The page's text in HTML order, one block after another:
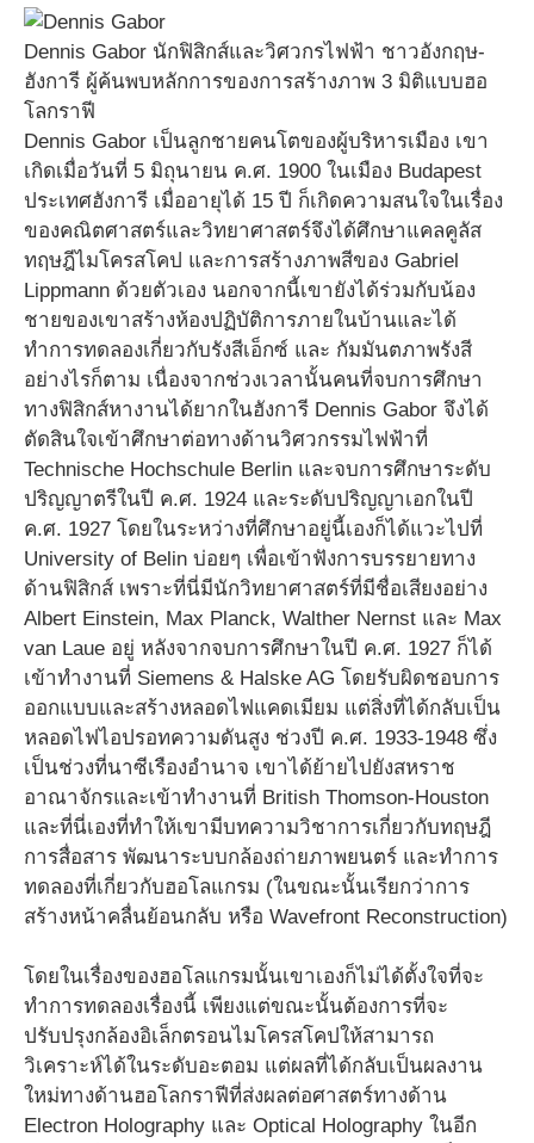
Dennis Gabor นักฟิสิกส์และวิศวกรไฟฟ้า ชาวอังกฤษ-
ฮังการี ผู้ค้นพบหลักการของการสร้างภาพ 3 มิติแบบฮอ
โลกราฟี
Dennis Gabor เป็นลูกชายคนโตของผู้บริหารเมือง เขา
เกิดเมื่อวันที่ 5 มิถุนายน ค.ศ. 1900 ในเมือง Budapest
ประเทศฮังการี เมื่ออายุได้ 15 ปี ก็เกิดความสนใจในเรื่อง
ของคณิตศาสตร์และวิทยาศาสตร์จึงได้ศึกษาแคลคูลัส
ทฤษฎีไมโครสโคป และการสร้างภาพสีของ Gabriel
Lippmann ด้วยตัวเอง นอกจากนี้เขายังได้ร่วมกับน้อง
ชายของเขาสร้างห้องปฏิบัติการภายในบ้านและได้
ทำการทดลองเกี่ยวกับรังสีเอ็กซ์ และ กัมมันตภาพรังสี
อย่างไรก็ตาม เนื่องจากช่วงเวลานั้นคนที่จบการศึกษา
ทางฟิสิกส์หางานได้ยากในฮังการี Dennis Gabor จึงได้
ตัดสินใจเข้าศึกษาต่อทางด้านวิศวกรรมไฟฟ้าที่
Technische Hochschule Berlin และจบการศึกษาระดับ
ปริญญาตรีในปี ค.ศ. 1924 และระดับปริญญาเอกในปี
ค.ศ. 1927 โดยในระหว่างที่ศึกษาอยู่นี้เองก็ได้แวะไปที่
University of Belin บ่อยๆ เพื่อเข้าฟังการบรรยายทาง
ด้านฟิสิกส์ เพราะที่นี่มีนักวิทยาศาสตร์ที่มีชื่อเสียงอย่าง
Albert Einstein, Max Planck, Walther Nernst และ Max
van Laue อยู่ หลังจากจบการศึกษาในปี ค.ศ. 1927 ก็ได้
เข้าทำงานที่ Siemens & Halske AG โดยรับผิดชอบการ
ออกแบบและสร้างหลอดไฟแคดเมียม แต่สิ่งที่ได้กลับเป็น
หลอดไฟไอปรอทความดันสูง ช่วงปี ค.ศ. 1933-1948 ซึ่ง
เป็นช่วงที่นาซีเรืองอำนาจ เขาได้ย้ายไปยังสหราช
อาณาจักรและเข้าทำงานที่ British Thomson-Houston
และที่นี่เองที่ทำให้เขามีบทความวิชาการเกี่ยวกับทฤษฎี
การสื่อสาร พัฒนาระบบกล้องถ่ายภาพยนตร์ และทำการ
ทดลองที่เกี่ยวกับฮอโลแกรม (ในขณะนั้นเรียกว่าการ
สร้างหน้าคลื่นย้อนกลับ หรือ Wavefront Reconstruction)
โดยในเรื่องของฮอโลแกรมนั้นเขาเองก็ไม่ได้ตั้งใจที่จะ
ทำการทดลองเรื่องนี้ เพียงแต่ขณะนั้นต้องการที่จะ
ปรับปรุงกล้องอิเล็กตรอนไมโครสโคปให้สามารถ
วิเคราะห์ได้ในระดับอะตอม แต่ผลที่ได้กลับเป็นผลงาน
ใหม่ทางด้านฮอโลกราฟีที่ส่งผลต่อศาสตร์ทางด้าน
Electron Holography และ Optical Holography ในอีก